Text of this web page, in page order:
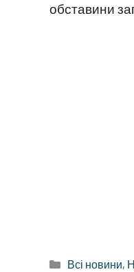
обставини
Категорії
Всі новини,